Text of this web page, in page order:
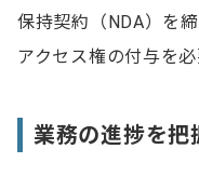
保持契約（NDA）を
アクセス権の付与を
業務の進捗を把